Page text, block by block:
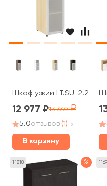
Шкаф узкий LT.SU-2.2 R
12 977 13 660
5.0отзывов (1)
В корзину
14818 %